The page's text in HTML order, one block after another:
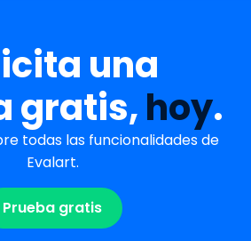
una
gratis,hoy.
todas las funcionalidades de
Evalart.
Prueba gratis